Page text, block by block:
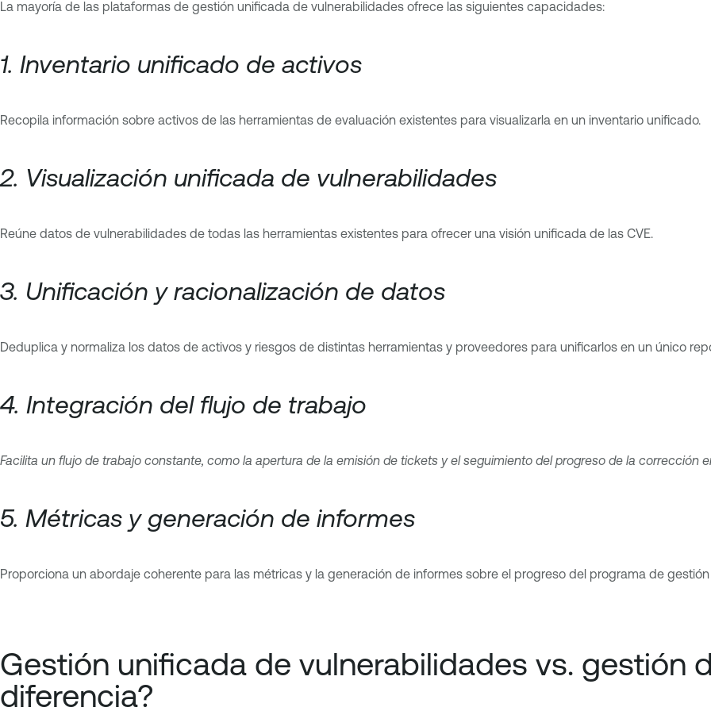
La mayoría de las plataformas de gestión unificada de vulnerabilidades ofrece las siguientes capacidades:
1. Inventario unificado de activos
Recopila información sobre activos de las herramientas de evaluación existentes para visualizarla en un inventario unificado.
2. Visualización unificada de vulnerabilidades
Reúne datos de vulnerabilidades de todas las herramientas existentes para ofrecer una visión unificada de las CVE.
3. Unificación y racionalización de datos
Deduplica y normaliza los datos de activos y riesgos de distintas herramientas y proveedores para unificarlos en un único
4. Integración del flujo de trabajo
Facilita un flujo de trabajo constante, como la apertura de la emisión de tickets y el seguimiento del progreso de la corrección
5. Métricas y generación de informes
Proporciona un abordaje coherente para las métricas y la generación de informes sobre el progreso del programa de
Gestión unificada de vulnerabilidades vs. gestión
diferencia?